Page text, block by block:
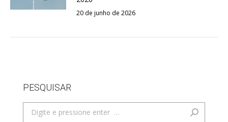
20 de junho de 2026
PESQUISAR
Search: